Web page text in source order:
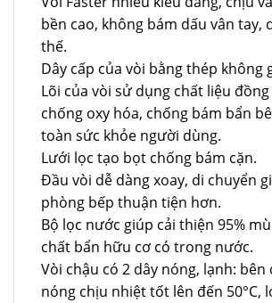
bền cao, không bám dấu vân tay,
thế.
Dây cấp của vòi bằng thép không
Lõi của vòi sử dụng chất liệu
chống oxy hóa, chống bám bẩn
toàn sức khỏe người dùng.
Lưới lọc tạo bọt chống bám cặn.
Đầu vòi dễ dàng xoay, di chuyển
phòng bếp thuận tiện hơn.
Bộ lọc nước giúp cải thiện 95%
chất bẩn hữu cơ có trong nước.
Vòi chậu có 2 dây nóng, lạnh:
nóng chịu nhiệt tốt lên đến 50°C,